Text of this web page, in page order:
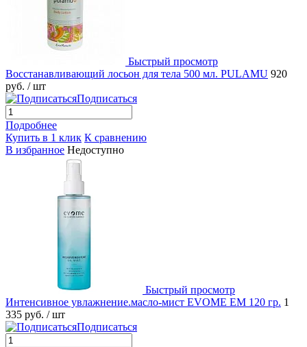
Быстрый просмотр
Восстанавливающий лосьон для тела 500 мл. PULAMU 920
руб. / шт
Подписаться
Подробнее
Купить в 1 клик К сравнению
В избранное Недоступно
Быстрый просмотр
Интенсивное увлажнение.масло-мист EVOME EM 120 гр. 1
335 руб. / шт
Подписаться